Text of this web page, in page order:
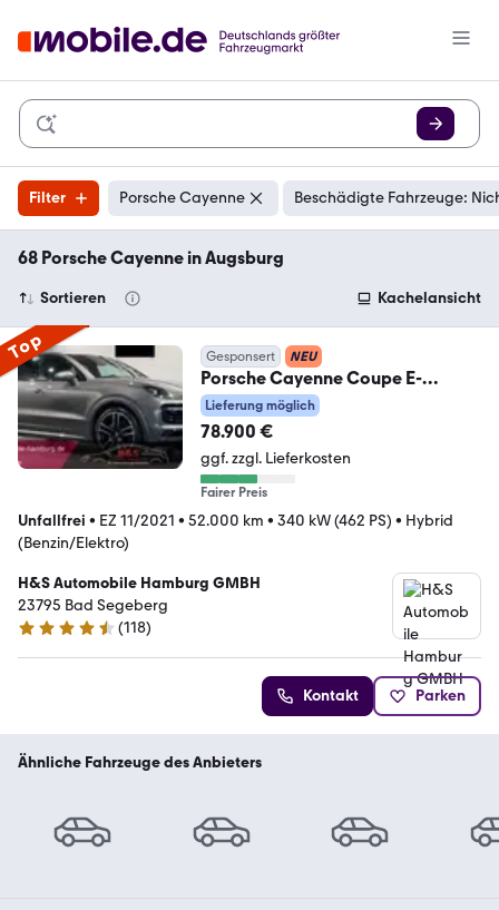
Filter Porsche Cayenne Beschädigte Fahrzeuge:
68 Porsche Cayenne in Augsburg
Sortieren Kachelansicht
Top Gesponsert NEU
Porsche Cayenne Coupe E-
Hybrid*Soft Close
Lieferung möglich
78.900 €
ggf. zzgl. Lieferkosten
Fairer Preis
Unfallfrei • EZ 11/2021 • 52.000 km • 340 kW (462 PS) • Hybrid
(Benzin/Elektro)
H&S Automobile Hamburg GMBH
23795 Bad Segeberg
4.6 Sterne
(118)
Kontakt Parken
Ähnliche Fahrzeuge des Anbieters